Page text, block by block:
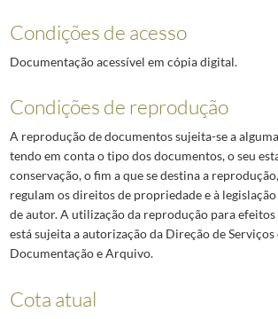
Condições de acesso
Documentação acessível em cópia digital.
Condições de reprodução
A reprodução de documentos sujeita-se a
tendo em conta o tipo dos documentos, o seu
conservação, o fim a que se destina a
regulam os direitos de propriedade e à
de autor. A utilização da reprodução para
está sujeita a autorização da Direção de Serviços
Documentação e Arquivo.
Cota atual